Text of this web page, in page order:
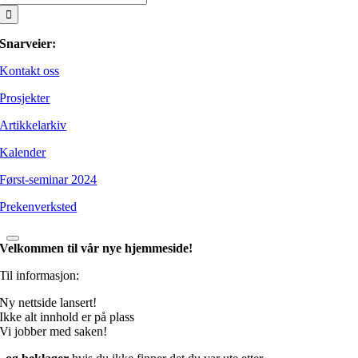
Snarveier:
Kontakt oss
Prosjekter
Artikkelarkiv
Kalender
Først-seminar 2024
Prekenverksted
Velkommen til vår nye hjemmeside!
Til informasjon:
Ny nettside lansert!
Ikke alt innhold er på plass
Vi jobber med saken!